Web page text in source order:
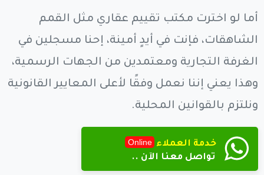
أما لو اخترت مكتب تقييم عقاري مثل القمم
الشاهقات، فإنت في أيدٍ أمينة، إحنا مسجلين في
الغرفة التجارية ومعتمدين من الجهات الرسمية،
وهذا يعني إننا نعمل وفقًا لأعلى المعايير القانونية
ونلتزم بالقوانين المحلية.
خدمة العملاء Online
تواصل معنا الآن ..